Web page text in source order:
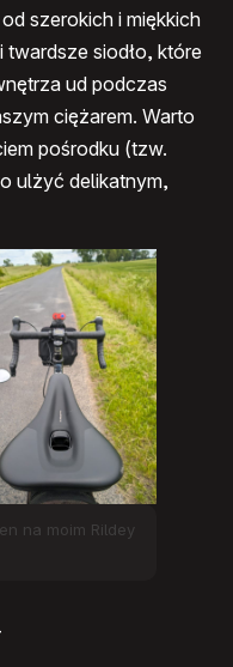
szerokich i miękkich
twardsze siodło, które
ud podczas
ciężarem. Warto
pośrodku (tzw.
ulżyć delikatnym,
na moim Rildey